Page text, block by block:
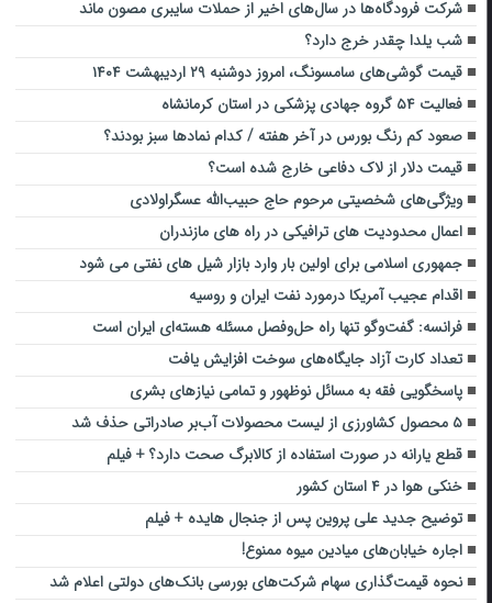
شرکت فرودگاه‌ها در سال‌های اخیر از حملات سایبری مصون ماند
شب یلدا چقدر خرج دارد؟
قیمت گوشی‌های سامسونگ، امروز دوشنبه ۲۹ اردیبهشت ۱۴۰۴
فعالیت ۵۴ گروه جهادی پزشکی در استان کرمانشاه
صعود کم رنگ بورس در آخر هفته / کدام نمادها سبز بودند؟
قیمت دلار از لاک دفاعی خارج شده است؟
ویژگی‌های شخصیتی مرحوم حاج حبیب‌الله عسگراولادی
اعمال محدودیت های ترافیکی در راه های مازندران
جمهوری اسلامی برای اولین بار وارد بازار شیل های نفتی می شود
اقدام عجیب آمریکا درمورد نفت ایران و روسیه
فرانسه: گفت‌وگو تنها راه حل‌وفصل مسئله هسته‌ای ایران است
تعداد کارت آزاد جایگاه‌های سوخت افزایش یافت
پاسخگویی فقه به مسائل نوظهور و تمامی نیازهای بشری
۵ محصول کشاورزی از لیست محصولات آب‌بر صادراتی حذف شد
قطع یارانه در صورت استفاده از کالابرگ صحت دارد؟ + فیلم
خنکی هوا در ۴ استان کشور
توضیح جدید علی پروین پس از جنجال هایده + فیلم
اجاره خیابان‌های میادین میوه ممنوع!
نحوه قیمت‌گذاری سهام شرکت‌های بورسی بانک‌های دولتی اعلام شد